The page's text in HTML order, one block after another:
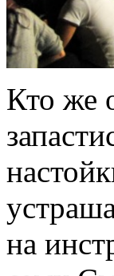
Кто же
на